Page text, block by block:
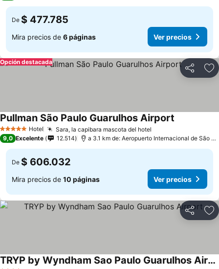
De $ 477.785
Mira precios de 6 páginas Ver precios
Compartir
Opción destacada
5 Estrellas Hotel Sara, la capibara mascota del hotel
Pullman São Paulo Guarulhos Airport
9,0 Excelente 12.514 a 3.1 km de: Aeropuerto Internacional de São Paulo-Guarulhos
De $ 606.032
Mira precios de 10 páginas Ver precios
Compartir
TRYP by Wyndham Sao Paulo Guarulhos Airport